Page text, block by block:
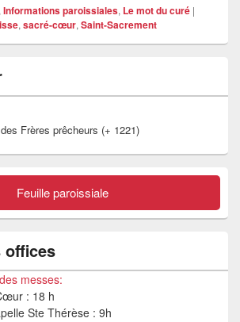
Informations paroissiales, Le mot du curé |
, sacré-cœur, Saint-Sacrement
Frères prêcheurs (+ 1221)
Feuille paroissiale
offices
messes:
: 18 h
Ste Thérèse : 9h